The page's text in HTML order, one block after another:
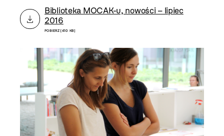
Biblioteka MOCAK-u, nowości – lipiec
2016
POBIERZ [410 KB]